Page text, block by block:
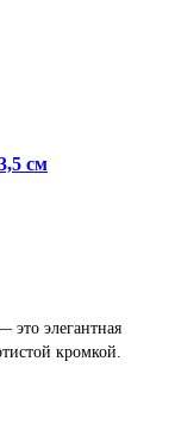
см
элегантная
кромкой.